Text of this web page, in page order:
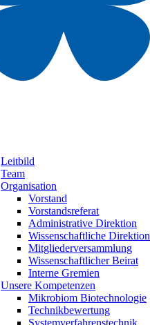
Leitbild
Team
Organisation
Vorstand
Vorstandsreferat
Administrative Direktion
Wissenschaftliche Direktion
Mitgliederversammlung
Wissenschaftlicher Beirat
Interne Gremien
Unsere Kompetenzen
Mikrobiom Biotechnologie
Technikbewertung
Systemverfahrenstechnik